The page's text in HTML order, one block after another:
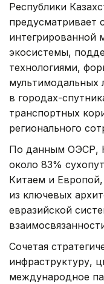
Республики
предусматривает
интегрированной
экосистемы,
технологиями,
мультимодальных
в городах-
транспортных
регионального
По данным ОЭСР,
около 83%
Китаем и
из ключевых
евразийской
Сочетая
инфраструктуру,
международное